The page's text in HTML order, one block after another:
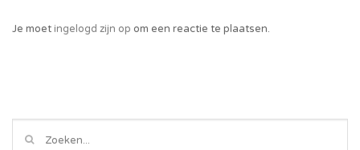
Je moetingelogd zijn op om een reactie te plaatsen.